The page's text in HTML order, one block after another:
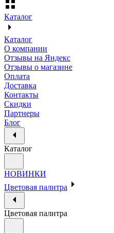
Каталог
Каталог
О компании
Отзывы на Яндекс
Отзывы о магазине
Оплата
Доставка
Контакты
Скидки
Партнеры
Блог
Каталог
НОВИНКИ
Цветовая палитра
Цветовая палитра